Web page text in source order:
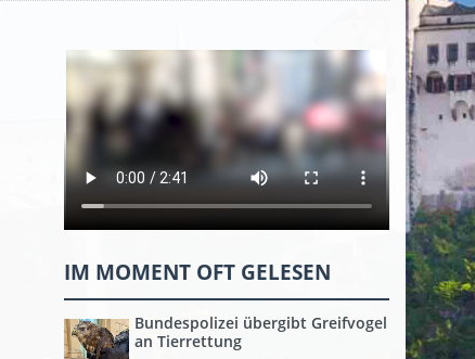
IM MOMENT OFT GELESEN
Bundespolizei übergibt Greifvogel
an Tierrettung